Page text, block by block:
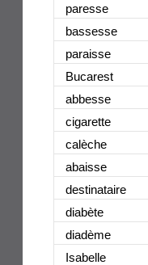
paresse
bassesse
paraisse
Bucarest
abbesse
cigarette
calèche
abaisse
destinataire
diabète
diadème
Isabelle